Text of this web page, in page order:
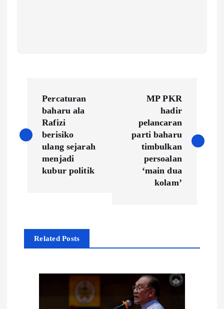
s
v
Percaturan
baharu ala
Rafizi
berisiko
ulang sejarah
menjadi
kubur politik
MP PKR
hadir
pelancaran
parti baharu
timbulkan
persoalan
‘main dua
kolam’
Related Posts